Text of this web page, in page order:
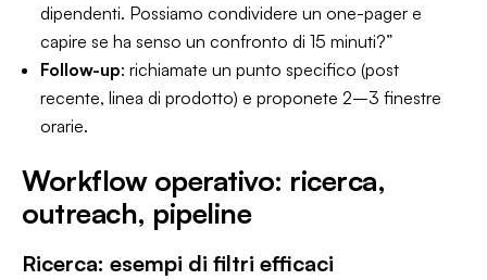
dipendenti. Possiamo condividere un one-pager e
capire se ha senso un confronto di 15 minuti?”
Follow-up: richiamate un punto specifico (post
recente, linea di prodotto) e proponete 2–3 finestre
orarie.
Workflow operativo: ricerca,
outreach, pipeline
Ricerca: esempi di filtri efficaci